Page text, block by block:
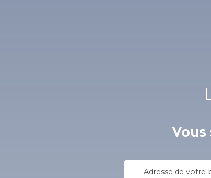
Vous
Adresse de votre